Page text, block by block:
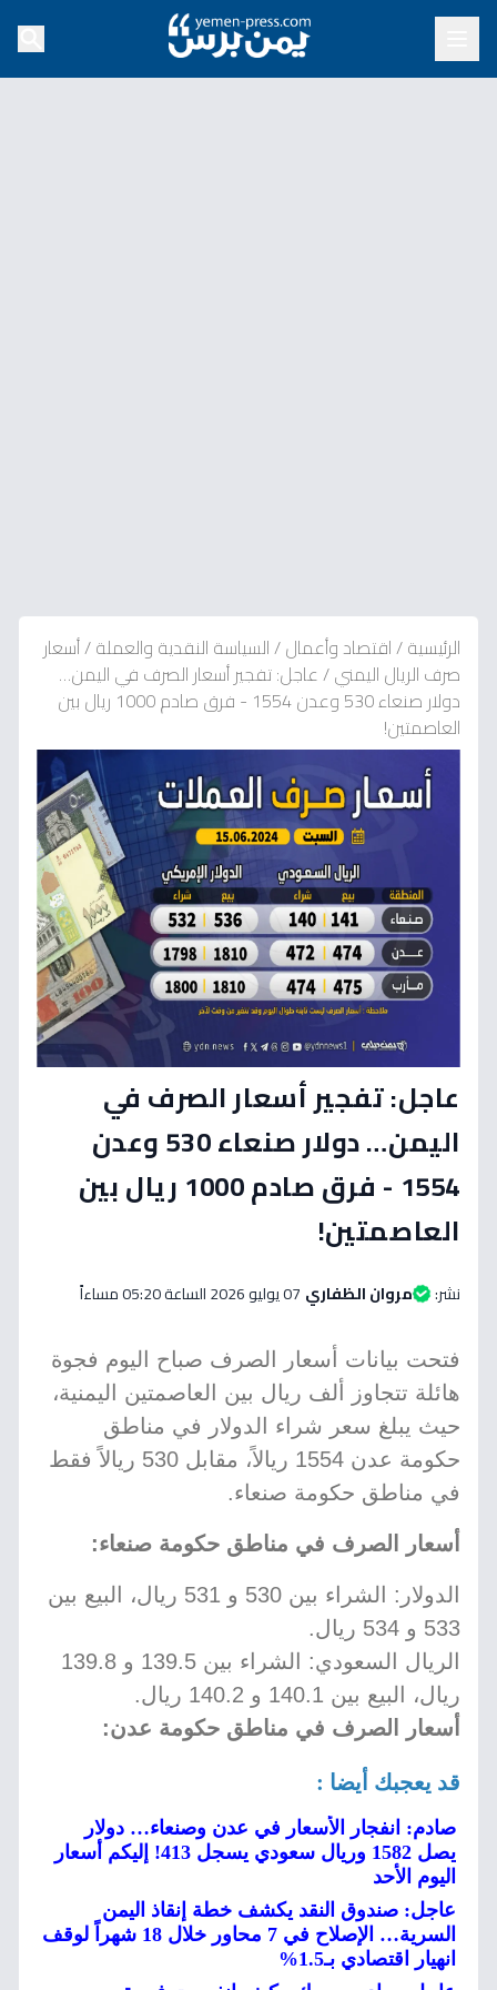
الرئيسية/اقتصاد وأعمال/السياسة النقدية والعملة/أسعار
صرف الريال اليمني/عاجل: تفجير أسعار الصرف في اليمن…
دولار صنعاء 530 وعدن 1554 - فرق صادم 1000 ريال بين
العاصمتين!
عاجل: تفجير أسعار الصرف في
اليمن… دولار صنعاء 530 وعدن
1554 - فرق صادم 1000 ريال بين
العاصمتين!
نشر: مروان الظفاري 07 يوليو 2026 الساعة 05:20 مساءاً
فتحت بيانات أسعار الصرف صباح اليوم فجوة
هائلة تتجاوز ألف ريال بين العاصمتين اليمنية،
حيث يبلغ سعر شراء الدولار في مناطق
حكومة عدن 1554 ريالاً، مقابل 530 ريالاً فقط
في مناطق حكومة صنعاء.
أسعار الصرف في مناطق حكومة صنعاء:
الدولار: الشراء بين 530 و 531 ريال، البيع بين
533 و 534 ريال.
الريال السعودي: الشراء بين 139.5 و 139.8
ريال، البيع بين 140.1 و 140.2 ريال.
أسعار الصرف في مناطق حكومة عدن:
قد يعجبك أيضا :
صادم: انفجار الأسعار في عدن وصنعاء… دولار
يصل 1582 وريال سعودي يسجل 413! إليكم أسعار
اليوم الأحد
عاجل: صندوق النقد يكشف خطة إنقاذ اليمن
السرية… الإصلاح في 7 محاور خلال 18 شهراً لوقف
انهيار اقتصادي بـ1.5%